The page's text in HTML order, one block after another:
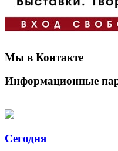
Мы в Контакте
Информационные
Сегодня